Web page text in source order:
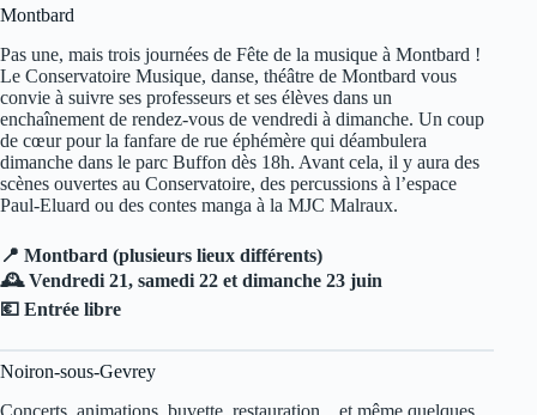
Montbard
Pas une, mais trois journées de Fête de la musique à Montbard !
Le Conservatoire Musique, danse, théâtre de Montbard vous
convie à suivre ses professeurs et ses élèves dans un
enchaînement de rendez-vous de vendredi à dimanche. Un coup
de cœur pour la fanfare de rue éphémère qui déambulera
dimanche dans le parc Buffon dès 18h. Avant cela, il y aura des
scènes ouvertes au Conservatoire, des percussions à l’espace
Paul-Eluard ou des contes manga à la MJC Malraux.
📍 Montbard (plusieurs lieux différents)
🕰️ Vendredi 21, samedi 22 et dimanche 23 juin
💶 Entrée libre
Noiron-sous-Gevrey
Concerts, animations, buvette, restauration…et même quelques